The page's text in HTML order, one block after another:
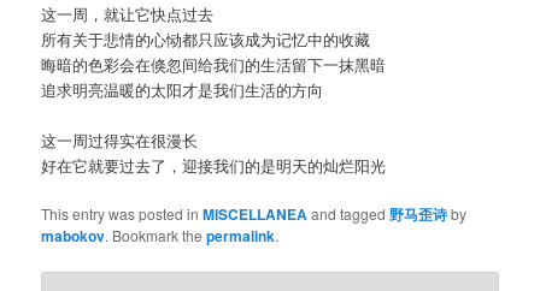
这一周，就让它快点过去
所有关于悲情的心恸都只应该成为记忆中的收藏
晦暗的色彩会在倏忽间给我们的生活留下一抹黑暗
追求明亮温暖的太阳才是我们生活的方向
这一周过得实在很漫长
好在它就要过去了，迎接我们的是明天的灿烂阳光
This entry was posted inMISCELLANEAand tagged野马歪诗by
mabokov. Bookmark thepermalink.